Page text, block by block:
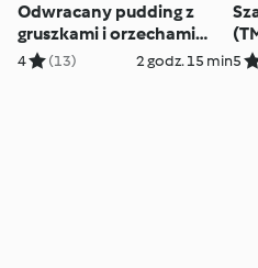
Odwracany pudding z
gruszkami i orzechami
(TM5)
4 (13) 2 godz. 15 min5